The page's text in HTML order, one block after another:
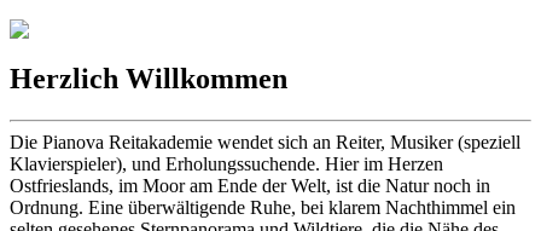
Herzlich Willkommen
Die Pianova Reitakademie wendet sich an Reiter, Musiker (speziell
Klavierspieler), und Erholungssuchende. Hier im Herzen
Ostfrieslands, im Moor am Ende der Welt, ist die Natur noch in
Ordnung. Eine überwältigende Ruhe, bei klarem Nachthimmel ein